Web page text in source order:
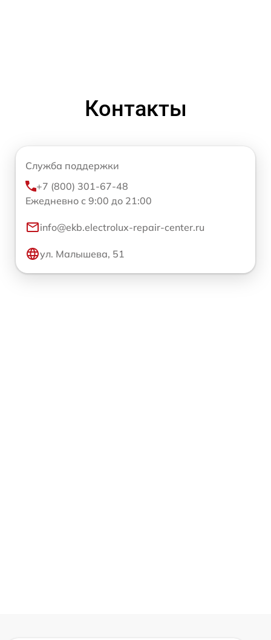
Контакты
Служба поддержки
+7 (800) 301-67-48
Ежедневно с 9:00 до 21:00
info@ekb.electrolux-repair-center.ru
ул. Малышева, 51